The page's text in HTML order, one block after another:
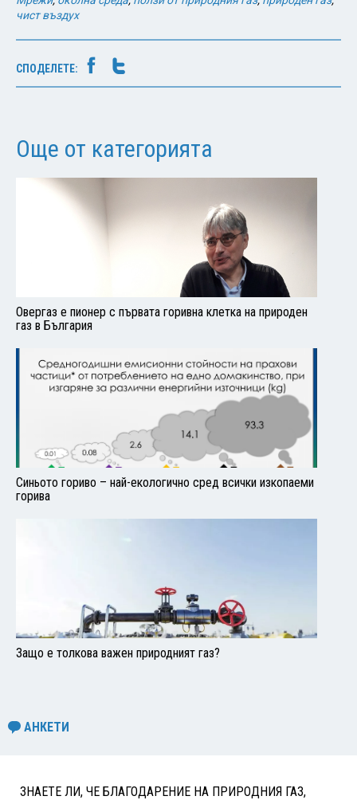
чист въздух
СПОДЕЛЕТЕ:
Още от категорията
Овергаз е пионер с първата горивна клетка на природен
газ в България
Синьото гориво – най-екологично сред всички изкопаеми
горива
Защо е толкова важен природният газ?
АНКЕТИ
ЗНАЕТЕ ЛИ, ЧЕ БЛАГОДАРЕНИЕ НА ПРИРОДНИЯ ГАЗ,